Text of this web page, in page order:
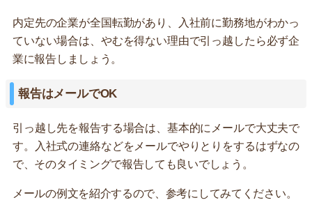
内定先の企業が全国転勤があり、入社前に勤務地がわかっ
ていない場合は、やむを得ない理由で引っ越したら必ず企
業に報告しましょう。
報告はメールでOK
引っ越し先を報告する場合は、基本的にメールで大丈夫で
す。入社式の連絡などをメールでやりとりをするはずなの
で、そのタイミングで報告しても良いでしょう。
メールの例文を紹介するので、参考にしてみてください。